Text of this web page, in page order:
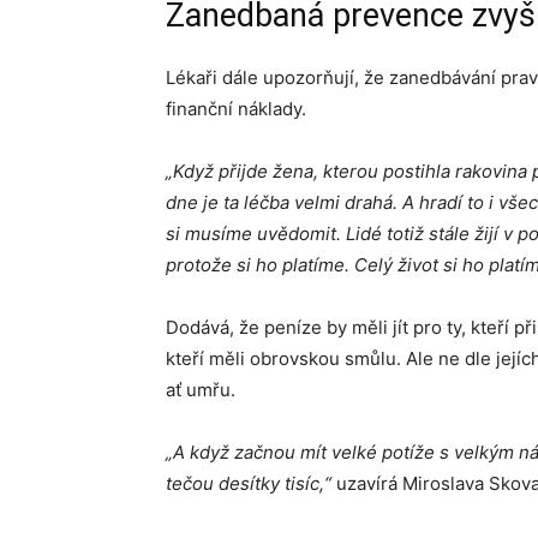
Zanedbaná prevence
Lékaři dále upozorňují, že zanedbávání
finanční náklady.
„Když přijde žena, kterou postihla
dne je ta léčba velmi drahá. A hradí to i
si musíme uvědomit. Lidé totiž stále žijí v
protože si ho platíme. Celý život si ho
Dodává, že peníze by měli jít pro ty, kteří
kteří měli obrovskou smůlu. Ale ne dle
ať umřu.
„A když začnou mít velké potíže s velkým
tečou desítky tisíc,“ uzavírá Miroslava